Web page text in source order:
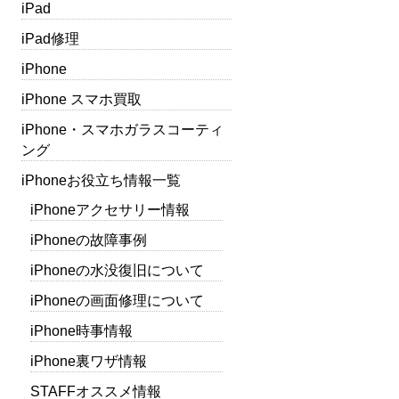
iPad
iPad修理
iPhone
iPhone スマホ買取
iPhone・スマホガラスコーティ
ング
iPhoneお役立ち情報一覧
iPhoneアクセサリー情報
iPhoneの故障事例
iPhoneの水没復旧について
iPhoneの画面修理について
iPhone時事情報
iPhone裏ワザ情報
STAFFオススメ情報